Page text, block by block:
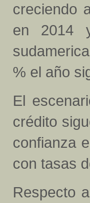
creciendo
en 2014
% el año
El
crédito
confianza
con tasas
Respecto